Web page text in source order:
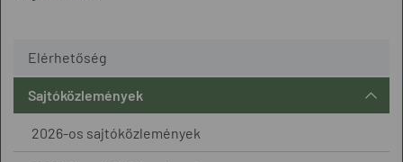
Elérhetőség
Sajtóközlemények
2026-os sajtóközlemények